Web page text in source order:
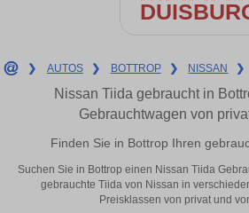
❯ AUTOS ❯ BOTTROP ❯ NISSAN ❯
Nissan Tiida gebraucht in
Gebrauchtwagen von
Finden Sie in Bottrop Ihren
Suchen Sie in Bottrop einen Nissan Tiida
gebrauchte Tiida von Nissan in
Preisklassen von privat und